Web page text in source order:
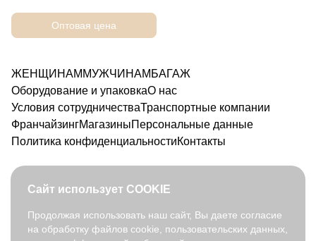
Оптовая цена
ЖЕНЩИНАМ МУЖЧИНАМ БАГАЖ
Оборудование и упаковкаО нас
Условия сотрудничестваТранспортные компании
ФранчайзингМагазиныПерсональные данные
Политика конфиденциальностиКонтакты
8 800 350 91 90
Сайт использует COOKIE
Продолжая использовать наш сайт, Вы даете согласие
на обработку файлов cookie, пользовательских данных,